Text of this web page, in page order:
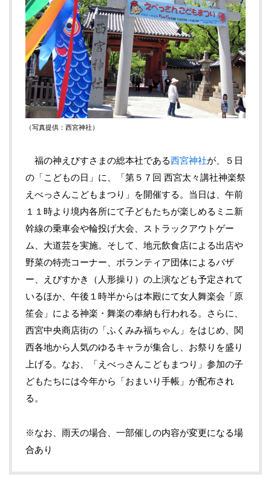
（写真提供：西宮神社）
福の神えびすさまの総本社である西宮神社が、５日
の「こどもの日」に、「第５７回 西宮太々講社神楽祭
えべっさんこどもまつり」を開催する。当日は、午前
１１時より境内各所にて子どもたちが楽しめるミニ新
幹線の乗車会や輪投げ大会、ストラックアウトゲー
ム、大道芸を実施。そして、地元飲食店による出店や
野菜の特売コーナー、ボランティア団体によるバザ
ー、えびすかき（人形操り）の上演なども予定されて
いるほか、午後１時半からは本殿にて女人舞楽会「原
笙会」による神楽・舞楽の奉納も行われる。さらに、
西宮中央商店街の「ふくみみ福ちゃん」をはじめ、関
西各地から人気のゆるキャラが集合し、お祭りを盛り
上げる。なお、「えべっさんこどもまつり」参加の子
どもたちには今年から「おまいり手帳」が配布され
る。
※なお、雨天の場合、一部催しの内容が変更になる場
合あり